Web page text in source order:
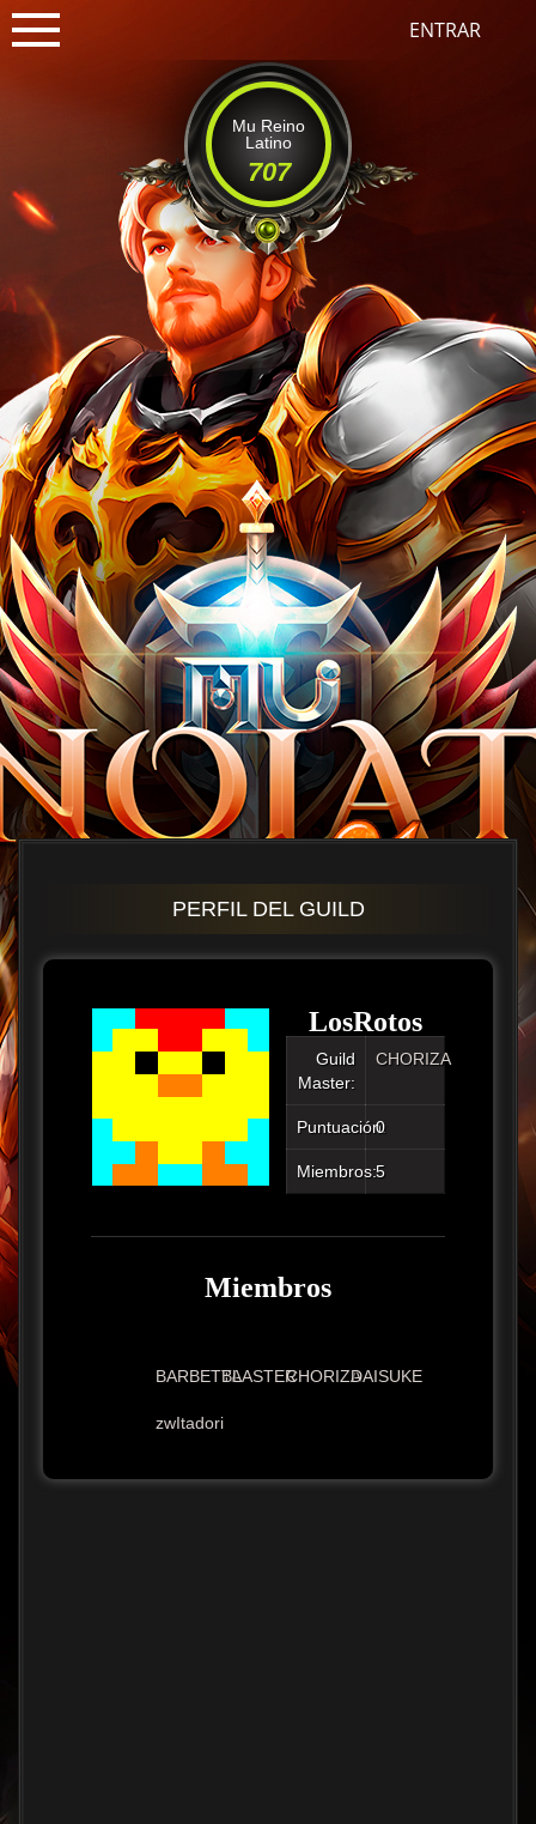
ENTRAR
Mu Reino
Latino
707
PERFIL DEL GUILD
LosRotos
Guild
Master:
CHORIZA
Puntuación:
0
Miembros:5
Miembros
BARBETTABLASTERCHORIZADAISUKE
zwItadori